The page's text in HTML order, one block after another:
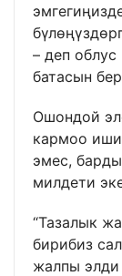
– деп
батасын
Ошондой
кармоо
эмес,
милдети
“Тазалык
бирибиз
жалпы элди